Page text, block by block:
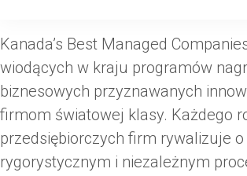
Kanada’s Best Managed
wiodących w kraju programów
biznesowych przyznawanych
firmom światowej klasy. Każdego
przedsiębiorczych firm rywalizuje
rygorystycznym i niezależnym